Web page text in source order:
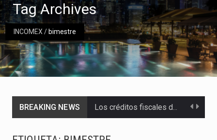
INCOMEX/ bimestre
Tag Archives
BREAKING NEWS